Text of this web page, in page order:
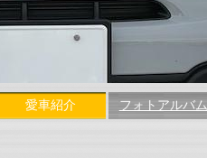
愛車紹介 フォトアルバム